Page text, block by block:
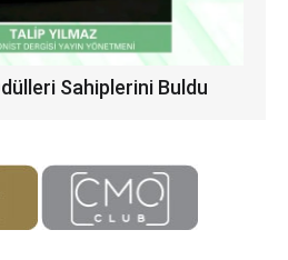
Sahiplerini Buldu